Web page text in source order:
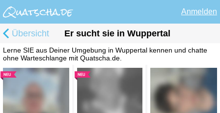
Anmelden
Übersicht Er sucht sie in Wuppertal
Lerne SIE aus Deiner Umgebung in Wuppertal kennen und chatte
ohne Warteschlange mit Quatscha.de.